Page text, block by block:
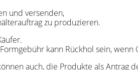
und versenden,
zu produzieren.
kann Rückhol sein, wenn
auch, die Produkte als Antrag